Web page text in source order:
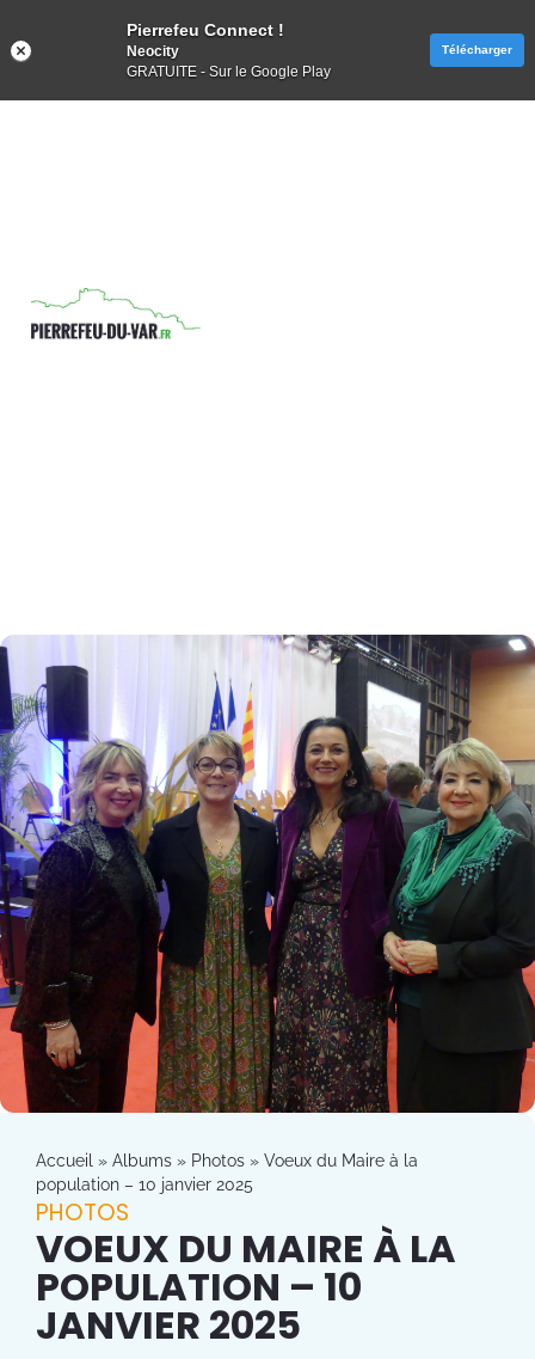
Accueil » Albums » Photos » Voeux du Maire à la
population – 10 janvier 2025
PHOTOS
VOEUX DU MAIRE À LA
POPULATION – 10
JANVIER 2025
Pierrefeu Connect !
Neocity
GRATUITE - Sur le Google Play
Télécharger